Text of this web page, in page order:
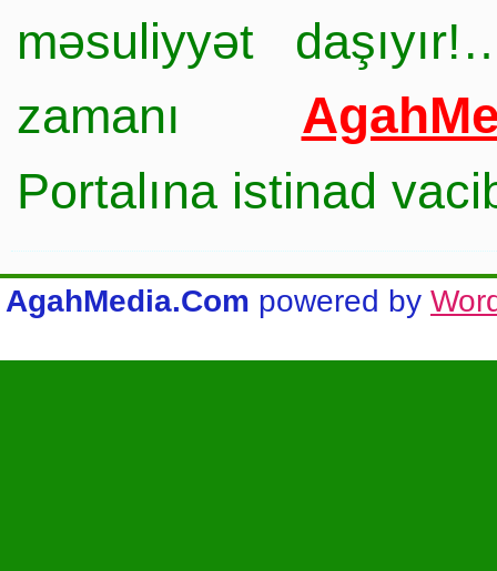
məsuliyyət
zamanı
Portalına istinad
AgahMedia.Com powered by